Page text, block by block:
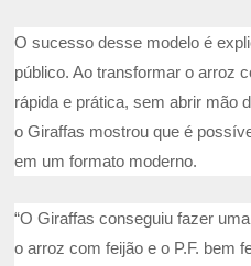
O sucesso desse modelo é
público. Ao transformar o arroz
rápida e prática, sem abrir mão
o Giraffas mostrou que é
em um formato moderno.
“O Giraffas conseguiu fazer
o arroz com feijão e o P.F. bem